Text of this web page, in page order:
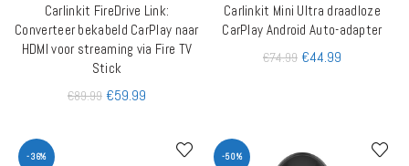
TOEVOEGEN AAN WINKELWAGEN
Carlinkit FireDrive Link:
Converteer bekabeld CarPlay naar
HDMI voor streaming via Fire TV
Stick
€89.99 €59.99
TOEVOEGEN AAN WINKELWAGEN
Carlinkit Mini Ultra draadloze
CarPlay Android Auto-adapter
€74.99 €44.99
-36% -50%